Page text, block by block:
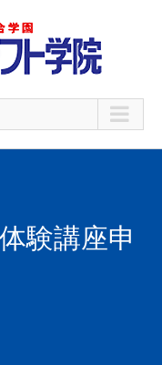
験講座申